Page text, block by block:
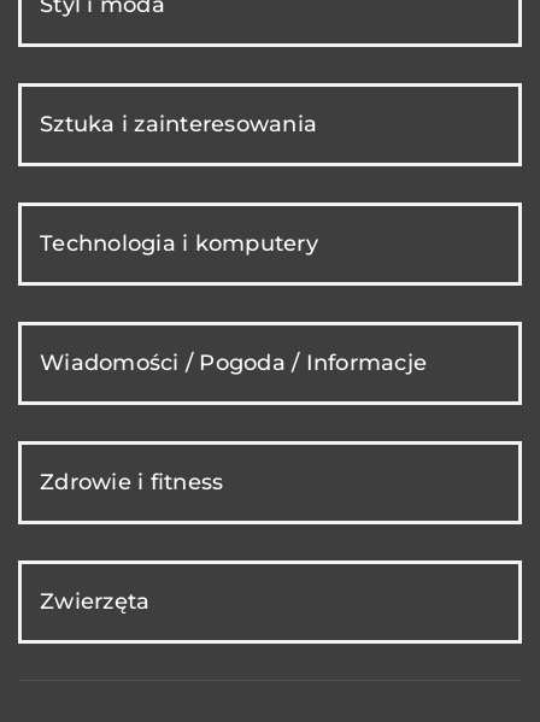
Sztuka i zainteresowania
Technologia i komputery
Wiadomości / Pogoda / Informacje
Zdrowie i fitness
Zwierzęta